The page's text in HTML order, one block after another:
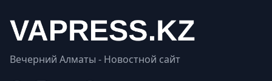
Вечерний Алматы - Новостной сайт